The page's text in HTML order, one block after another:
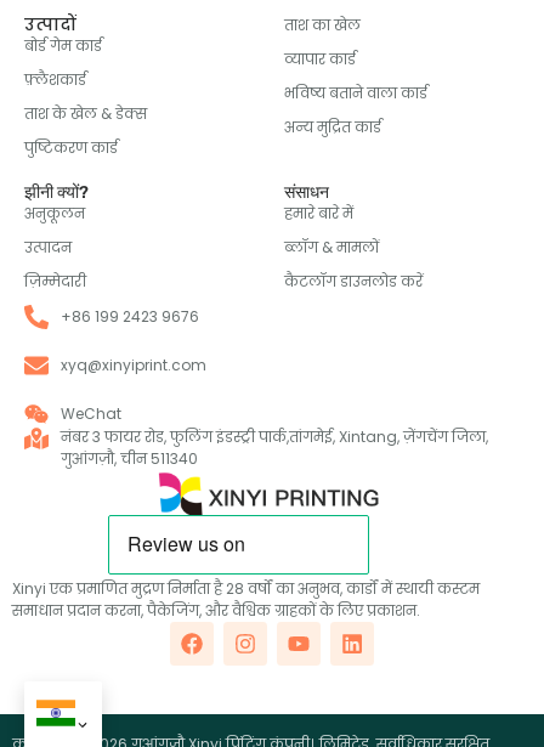
Xinyi एक प्रमाणित मुद्रण निर्माता है 28 वर्षों का अनुभव, कार्डों में स्थायी कस्टम
समाधान प्रदान करना, पैकेजिंग, और वैश्विक ग्राहकों के लिए प्रकाशन.
उत्पादों
बोर्ड गेम कार्ड
फ़्लैशकार्ड
ताश के खेल & डेक्स
पुष्टिकरण कार्ड
ताश का खेल
व्यापार कार्ड
भविष्य बताने वाला कार्ड
अन्य मुद्रित कार्ड
झीनी क्यों?
अनुकूलन
उत्पादन
ज़िम्मेदारी
संसाधन
हमारे बारे में
ब्लॉग & मामलों
कैटलॉग डाउनलोड करें
+86 199 2423 9676
xyq@xinyiprint.com
WeChat
नंबर 3 फायर रोड, फुलिंग इंडस्ट्री पार्क,तांगमेई, Xintang, ज़ेंगचेंग जिला,
गुआंगज़ौ, चीन 511340